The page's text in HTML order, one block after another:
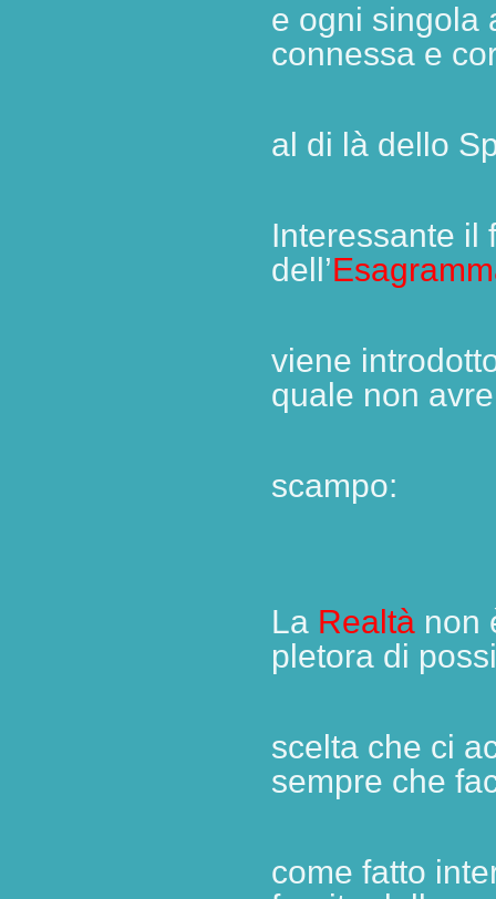
e ogni singola
connessa e
al di là dello
Interessante il
dell’
viene
quale non
scampo:
La Realtà non
pletora di
scelta che ci
sempre che
come fatto